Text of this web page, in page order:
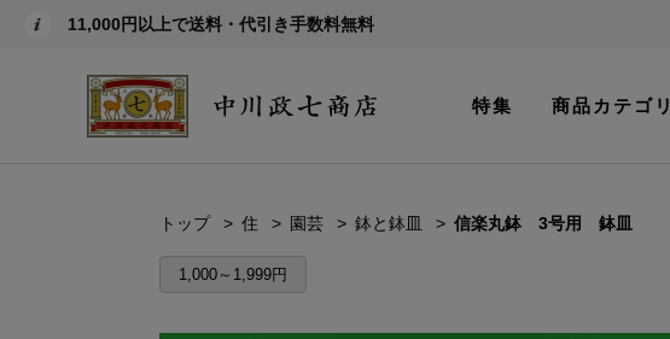
11,000円以上で送料・代引き手数料無料
特集 商品カテゴリ
トップ 住 園芸 鉢と鉢皿 信楽丸鉢 3号用 鉢皿
1,000～1,999円